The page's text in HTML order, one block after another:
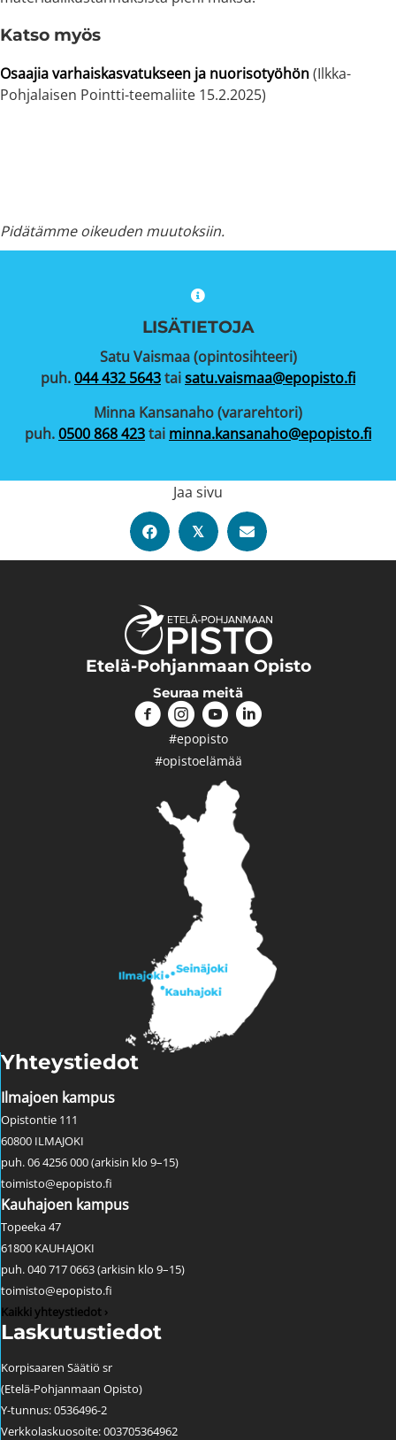
Katso myös
Osaajia varhaiskasvatukseen ja nuorisotyöhön(Ilkka-
Pohjalaisen Pointti-teemaliite 15.2.2025)
Pidätämme oikeuden muutoksiin.
LISÄTIETOJA
Satu Vaismaa (opintosihteeri)
puh.044 432 5643taisatu.vaismaa@epopisto.fi
Minna Kansanaho (vararehtori)
puh.0500 868 423tai minna.kansanaho@epopisto.fi
Jaa sivu
𝕏
Etelä-Pohjanmaan Opisto
Seuraa meitä
#epopisto
#opistoelämää
Yhteystiedot
Ilmajoen kampus
Opistontie 111
60800 ILMAJOKI
puh. 06 4256 000 (arkisin klo 9–15)
toimisto@epopisto.fi
Kauhajoen kampus
Topeeka 47
61800 KAUHAJOKI
puh. 040 717 0663 (arkisin klo 9–15)
toimisto@epopisto.fi
Kaikki yhteystiedot ›
Laskutustiedot
Korpisaaren Säätiö sr
(Etelä-Pohjanmaan Opisto)
Y-tunnus: 0536496-2
Verkkolaskuosoite: 003705364962